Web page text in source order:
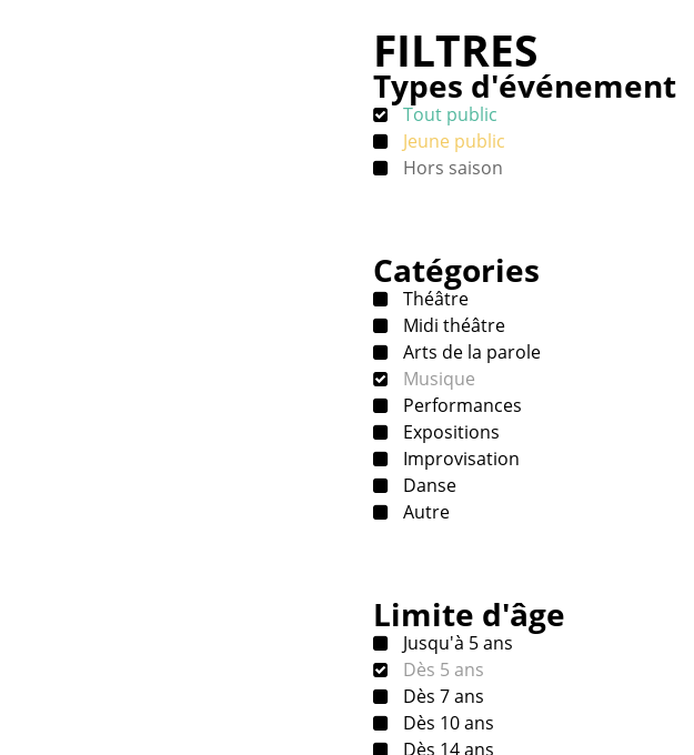
FILTRES
Types d'événement
Tout public
Jeune public
Hors saison
Catégories
Théâtre
Midi théâtre
Arts de la parole
Musique
Performances
Expositions
Improvisation
Danse
Autre
Limite d'âge
Jusqu'à 5 ans
Dès 5 ans
Dès 7 ans
Dès 10 ans
Dès 14 ans